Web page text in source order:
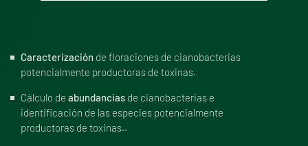
Caracterización de floraciones de cianobacterias
potencialmente productoras de toxinas.
Cálculo de abundancias de cianobacterias e
identificación de las especies potencialmente
productoras de toxinas..